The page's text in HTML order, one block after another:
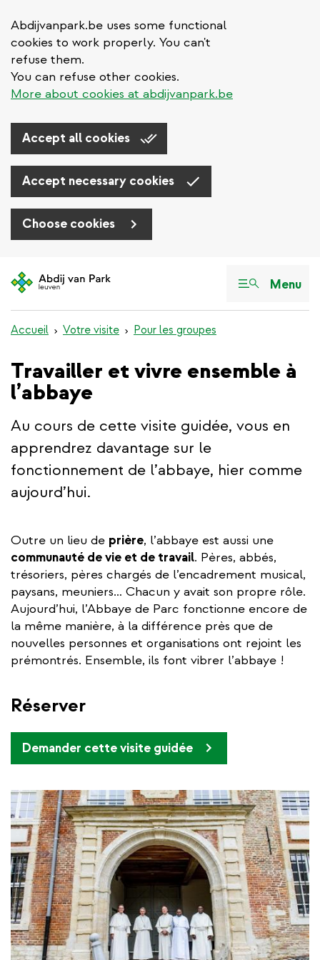
Abdijvanpark.be uses some functional
cookies to work properly. You can't
refuse them.
You can refuse other cookies.
More about cookies at abdijvanpark.be
Accept all cookies
Accept necessary cookies
Choose cookies
au
Menu
Accueil Votre visite Pour les groupes
Travailler et vivre ensemble à
l’abbaye
Au cours de cette visite guidée, vous en
apprendrez davantage sur le
fonctionnement de l’abbaye, hier comme
aujourd’hui.
Outre un lieu de prière, l’abbaye est aussi une
communauté de vie et de travail. Pères, abbés,
trésoriers, pères chargés de l’encadrement musical,
paysans, meuniers… Chacun y avait son propre rôle.
Aujourd’hui, l’Abbaye de Parc fonctionne encore de
la même manière, à la différence près que de
nouvelles personnes et organisations ont rejoint les
prémontrés. Ensemble, ils font vibrer l’abbaye !
Réserver
Demander cette visite guidée